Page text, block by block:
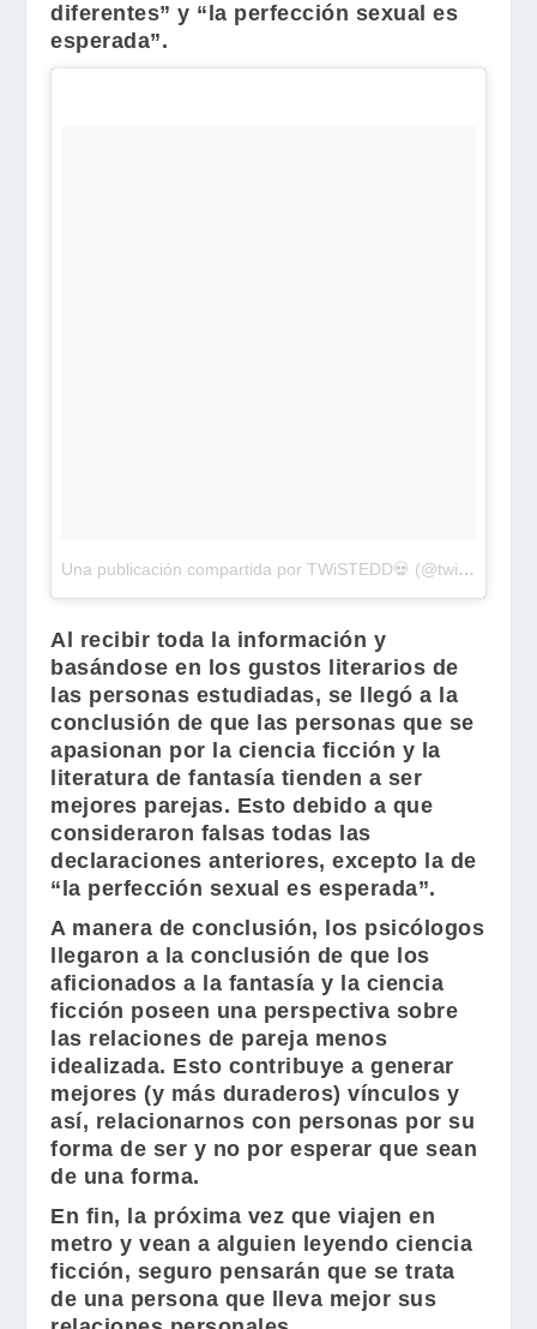
diferentes” y “la perfección sexual es
esperada”.
Una publicación compartida por TWiSTEDD💀 (@twist.edd)
Al recibir toda la información y
basándose en los gustos literarios de
las personas estudiadas, se llegó a la
conclusión de que las personas que se
apasionan por la ciencia ficción y la
literatura de fantasía tienden a ser
mejores parejas. Esto debido a que
consideraron falsas todas las
declaraciones anteriores, excepto la de
“la perfección sexual es esperada”.
A manera de conclusión, los psicólogos
llegaron a la conclusión de que los
aficionados a la fantasía y la ciencia
ficción poseen una perspectiva sobre
las relaciones de pareja menos
idealizada. Esto contribuye a generar
mejores (y más duraderos) vínculos y
así, relacionarnos con personas por su
forma de ser y no por esperar que sean
de una forma.
En fin, la próxima vez que viajen en
metro y vean a alguien leyendo ciencia
ficción, seguro pensarán que se trata
de una persona que lleva mejor sus